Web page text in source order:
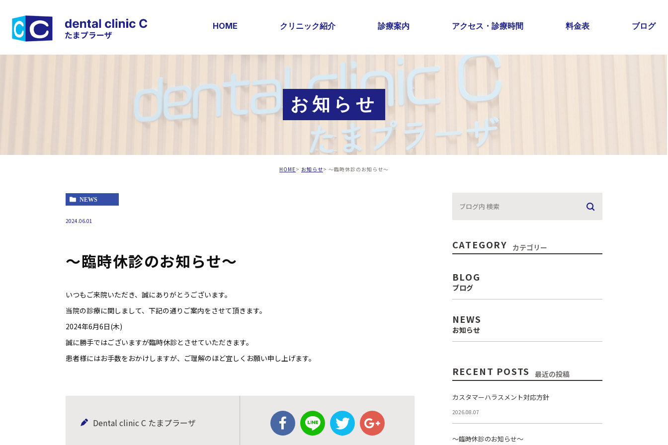
HOME クリニック紹介 診療案内 アクセス・診療時間 料金表 ブログ
お知らせ
HOME お知らせ ～臨時休診のお知らせ～
NEWS
2024.06.01
～臨時休診のお知らせ～
いつもご来院いただき、誠にありがとうございます。
当院の診療に関しまして、下記の通りご案内をさせて頂きます。
2024年6月6日(木)
誠に勝手ではございますが臨時休診とさせていただきます。
患者様にはお手数をおかけしますが、ご理解のほど宜しくお願い申し上げます。
Dental clinic C たまプラーザ
CATEGORY カテゴリー
BLOG
ブログ
NEWS
お知らせ
RECENT POSTS 最近の投稿
カスタマーハラスメント対応方針
2026.08.07
～臨時休診のお知らせ～